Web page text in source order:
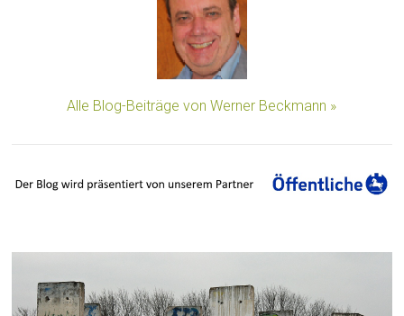
Alle Blog-Beiträge von Werner Beckmann »